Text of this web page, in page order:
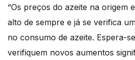
“Os preços do azeite na origem
alto de sempre e já se verifica
no consumo de azeite. Espera-
verifiquem novos aumentos